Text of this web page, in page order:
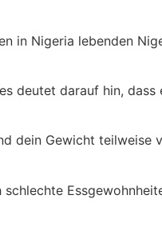
in Nigeria lebenden
deutet darauf hin, dass
dein Gewicht teilweise